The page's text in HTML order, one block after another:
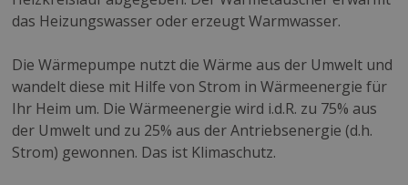
das Heizungswasser oder erzeugt Warmwasser.
Die Wärmepumpe nutzt die Wärme aus der Umwelt und
wandelt diese mit Hilfe von Strom in Wärmeenergie für
Ihr Heim um. Die Wärmeenergie wird i.d.R. zu 75% aus
der Umwelt und zu 25% aus der Antriebsenergie (d.h.
Strom) gewonnen. Das ist Klimaschutz.